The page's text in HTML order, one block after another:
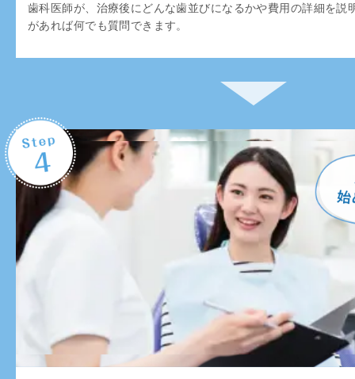
歯科医師が、治療後にどんな歯並びになるかや費用の詳細を説
があれば何でも質問できます。